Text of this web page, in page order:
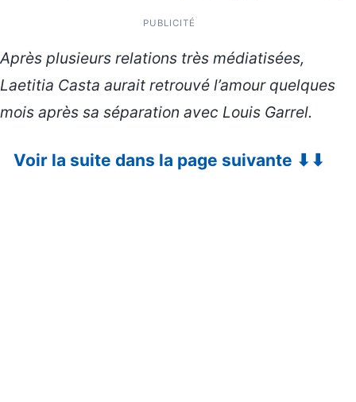
PUBLICITÉ
Après plusieurs relations très médiatisées,
Laetitia Casta aurait retrouvé l’amour quelques
mois après sa séparation avec Louis Garrel.
Voir la suite dans la page suivante ⬇⬇